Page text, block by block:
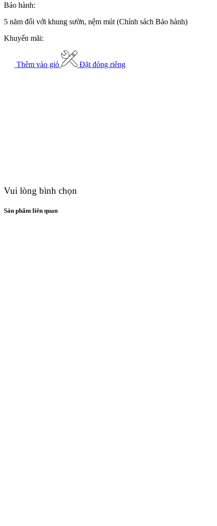
Bảo hành:
5 năm đối với khung sườn, nệm mút (Chính sách Bảo hành)
Khuyến mãi:
Thêm vào giỏ Đặt đóng riêng
Vui lòng bình chọn
Sản phẩm liên quan